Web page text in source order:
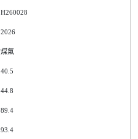
H260028
2026
煤氣
40.5
44.8
89.4
93.4